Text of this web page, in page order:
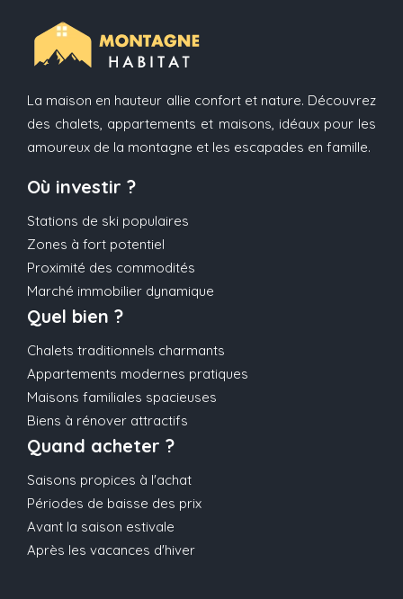
La maison en hauteur allie confort et nature. Découvrez
des chalets, appartements et maisons, idéaux pour les
amoureux de la montagne et les escapades en famille.
Où investir ?
Stations de ski populaires
Zones à fort potentiel
Proximité des commodités
Marché immobilier dynamique
Quel bien ?
Chalets traditionnels charmants
Appartements modernes pratiques
Maisons familiales spacieuses
Biens à rénover attractifs
Quand acheter ?
Saisons propices à l'achat
Périodes de baisse des prix
Avant la saison estivale
Après les vacances d'hiver